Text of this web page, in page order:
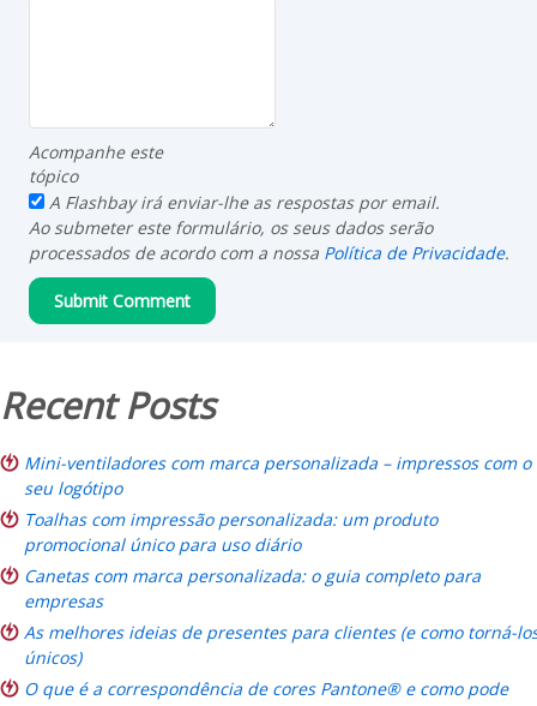
Acompanhe este
tópico
A Flashbay irá enviar-lhe as respostas por email.
Ao submeter este formulário, os seus dados serão
processados de acordo com a nossa Política de Privacidade.
Recent Posts
Mini-ventiladores com marca personalizada – impressos com o
seu logótipo
Toalhas com impressão personalizada: um produto
promocional único para uso diário
Canetas com marca personalizada: o guia completo para
empresas
As melhores ideias de presentes para clientes (e como torná-
únicos)
O que é a correspondência de cores Pantone® e como pode